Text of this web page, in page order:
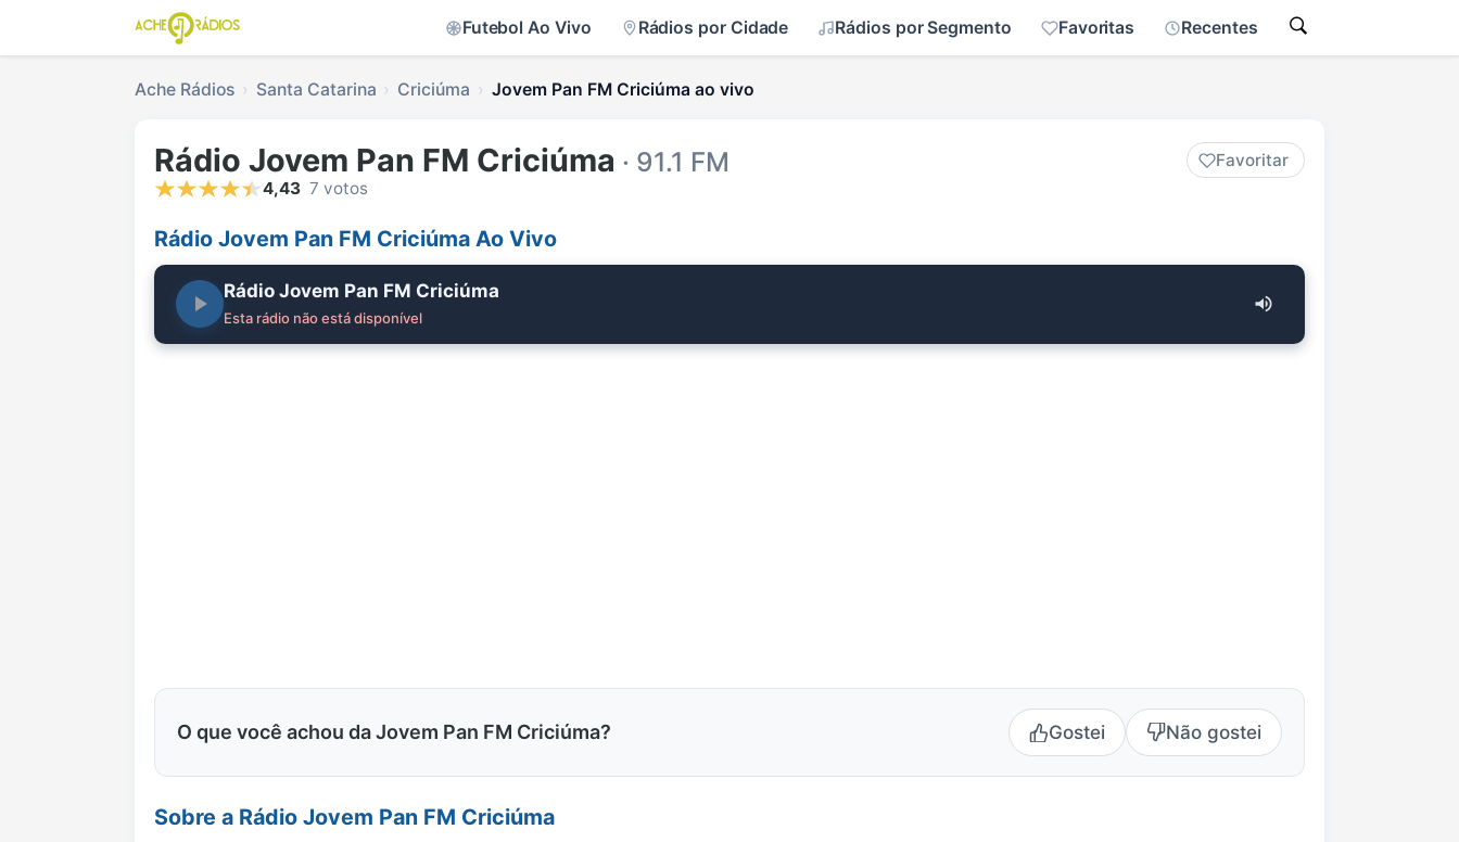
Futebol Ao Vivo Rádios por Cidade Rádios por Segmento Favoritas Recentes
Ache Rádios Santa Catarina Criciúma Jovem Pan FM Criciúma ao vivo
Rádio Jovem Pan FM Criciúma · 91.1 FM
Favoritar
4,43 7 votos
Rádio Jovem Pan FM Criciúma Ao Vivo
Rádio Jovem Pan FM Criciúma
Esta rádio não está disponível
O que você achou da Jovem Pan FM Criciúma? Gostei Não gostei
Sobre a Rádio Jovem Pan FM Criciúma